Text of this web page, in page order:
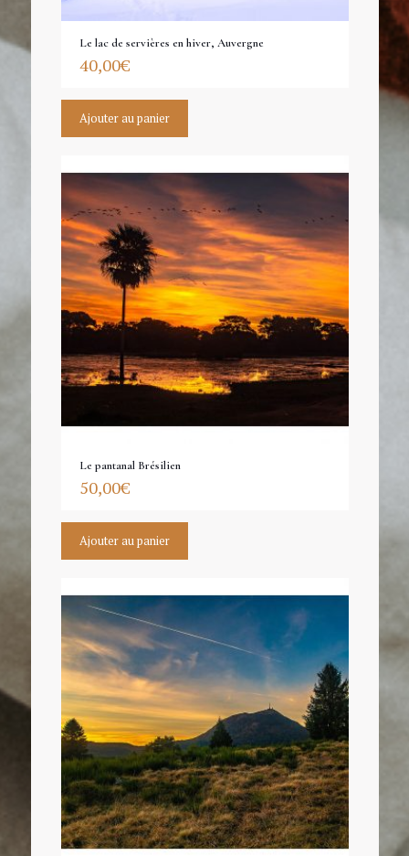
Le lac de servières en hiver, Auvergne
40,00€
Ajouter au panier
Le pantanal Brésilien
50,00€
Ajouter au panier